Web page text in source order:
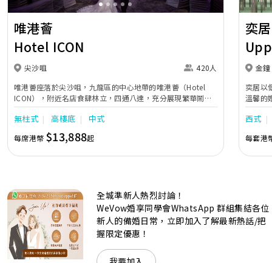
唯港薈
Hotel ICON
尖沙咀
420人
唯港薈座落於尖沙咀，九龍區的中心地帶的唯港薈（Hotel
ICON），附近名店食肆林立，四通八達，充分展現繁華鬧巿
中的活力個性，成為一眾準新人舉辦婚宴的熱門之選。專業團
隊由策劃統籌至所有婚宴每個細節，唯港薈都力臻完美，保證
讓您留下獨特的醉人回憶。 擁有時尚高樓頂的Silverbox宴會
廳，配置了全套先進的視聽影音及燈光設備配套，並採用極富
現代時尚感的水晶玻璃燈，演繹出與別不同的經典神韻。不論
準新人的個性及預算﹔保證為您打造夢寐以求的特別日子，令
賓客永誌難忘！
無柱式 高樓底 中式
每席港幣 $13,888起
奕居
金鐘
奕居以
溫馨的
團隊會
西式
每套港
全城準新人熱烈討論！
WeVow婚享同學會WhatsApp 群組集結各位
新人的備婚日常，立即加入了解最新熱話/把
握限定優惠！